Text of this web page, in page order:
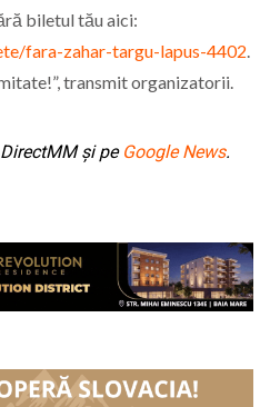
biletul tău aici:
fara-zahar-targu-lapus-4402
transmit organizatorii.
și pe Google News.